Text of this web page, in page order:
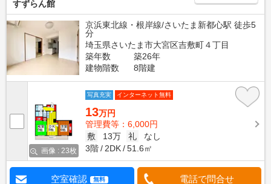
すずらん館
京浜東北線・根岸線/さいたま新都心駅 徒歩5
分
埼玉県さいたま市大宮区吉敷町４丁目
築年数
築26年
建物階数
8階建
画像 : 23枚
写真充実 インターネット無料
13万円
管理費等：6,000円
敷
13万 礼
なし
3階
2DK 51.6㎡
空室確認 無料 電話で問合せ